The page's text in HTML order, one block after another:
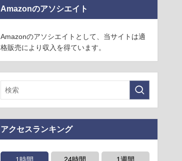
Amazonのアソシエイト
Amazonのアソシエイトとして、当サイトは適
格販売により収入を得ています。
アクセスランキング